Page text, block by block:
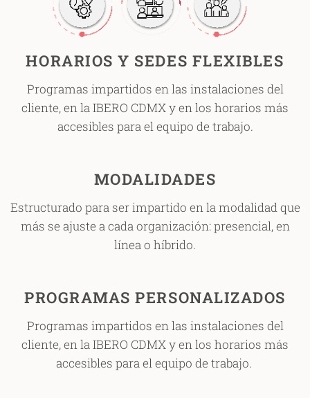
HORARIOS Y SEDES FLEXIBLES
Programas impartidos en las instalaciones del
cliente, en la IBERO CDMX y en los horarios más
accesibles para el equipo de trabajo.
MODALIDADES
Estructurado para ser impartido en la modalidad que
más se ajuste a cada organización: presencial, en
línea o híbrido.
PROGRAMAS PERSONALIZADOS
Programas impartidos en las instalaciones del
cliente, en la IBERO CDMX y en los horarios más
accesibles para el equipo de trabajo.